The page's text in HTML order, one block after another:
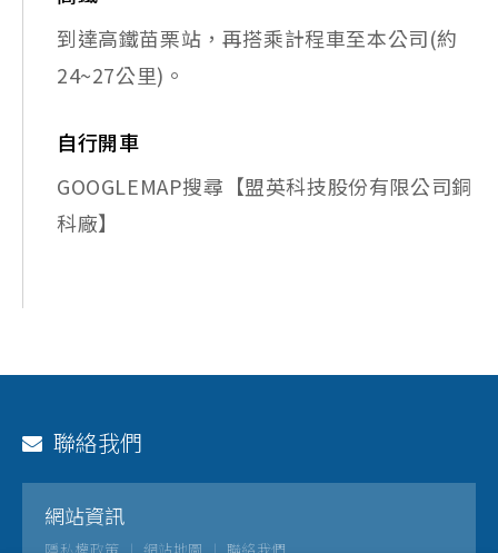
到達高鐵苗栗站，再搭乘計程車至本公司(約
24~27公里)。
自行開車
GOOGLEMAP搜尋【盟英科技股份有限公司銅
科廠】
聯絡我們
網站資訊